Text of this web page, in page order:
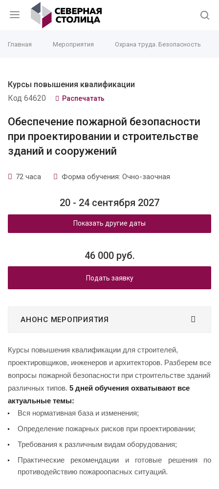
Главная Мероприятия Охрана труда. Безопасность
Курсы повышения квалификации
Код 64620
Распечатать
Обеспечение пожарной безопасности
при проектировании и строительстве
зданий и сооружений
72 часа Форма обучения: Очно-заочная
20 - 24 сентября 2027
Показать другие даты
46 000 руб.
Подать заявку
АНОНС МЕРОПРИЯТИЯ
Курсы повышения квалификации для строителей,
проектировщиков, инженеров и архитекторов. Разберем все
вопросы пожарной безопасности при строительстве зданий
различных типов. 5 дней обучения охватывают все
актуальные темы:
Вся нормативная база и изменения;
Определение пожарных рисков при проектировании;
Требования к различным видам оборудования;
Практические рекомендации и готовые решения по
противодействию пожароопасных ситуаций.